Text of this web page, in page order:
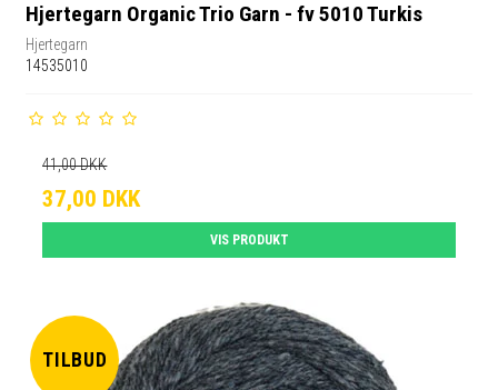
Hjertegarn Organic Trio Garn - fv 5010 Turkis
Hjertegarn
14535010
41,00 DKK
37,00 DKK
VIS PRODUKT
TILBUD